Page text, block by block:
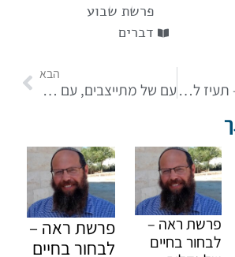
פרשת שבוע
דברים
רוצה להצליח – תעיז לצאת! | פרשת כי תצא
הבא
עם של מתייצבים, עם של מגוייסים! – דבר תורה לפרשת נצבים
פרשת ראה –
לבחור בחיים
פרשת ראה –
לבחור בחיים